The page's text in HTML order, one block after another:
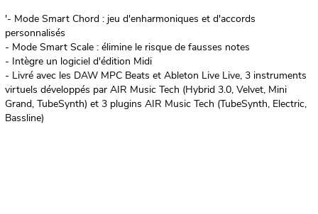
'- Mode Smart Chord : jeu d'enharmoniques et d'accords
personnalisés
- Mode Smart Scale : élimine le risque de fausses notes
- Intègre un logiciel d'édition Midi
- Livré avec les DAW MPC Beats et Ableton Live Live, 3 instruments
virtuels développés par AIR Music Tech (Hybrid 3.0, Velvet, Mini
Grand, TubeSynth) et 3 plugins AIR Music Tech (TubeSynth, Electric,
Bassline)